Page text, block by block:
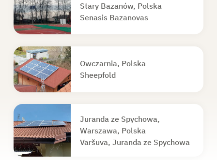
Stary Bazanów, Polska
Senasis Bazanovas
Owczarnia, Polska
Sheepfold
Juranda ze Spychowa,
Warszawa, Polska
Varšuva, Juranda ze Spychowa